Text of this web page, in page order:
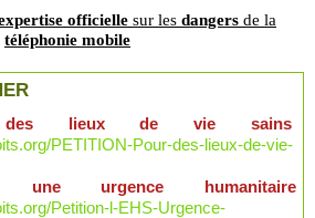
officielle sur les dangers de la
téléphonie mobile
des lieux de vie sains
PETITION-Pour-des-lieux-de-vie-
urgence humanitaire
Petition-l-EHS-Urgence-